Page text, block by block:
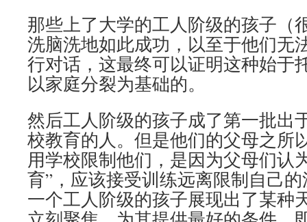
那些上了大学的工人阶级的孩子（
洗脑洗地如此成功，以至于他们无
行对话，这最终可以证明这种始于
以家庭分裂为基础的。
然后工人阶级的孩子成了第一批出
校教育的人。但是他们的父母之所
用学校限制他们，是因为父母们认
育”，应该接受训练远离限制自己
一个工人阶级的孩子展现出了某种